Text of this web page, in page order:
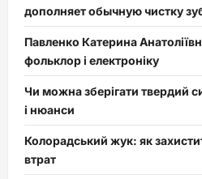
дополняет обычную чистку
Павленко Катерина
фольклор і електроніку
Чи можна зберігати твердий
і нюанси
Колорадський жук: як
втрат